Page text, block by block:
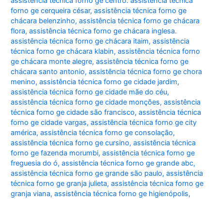
forno ge cerqueira césar,assistência técnica forno ge
chácara belenzinho,assistência técnica forno ge chácara
flora,assistência técnica forno ge chácara inglesa.
assistência técnica forno ge chácara itaim,assistência
técnica forno ge chácara klabin,assistência técnica forno
ge chácara monte alegre,assistência técnica forno ge
chácara santo antonio,assistência técnica forno ge chora
menino,assistência técnica forno ge cidade jardim,
assistência técnica forno ge cidade mãe do céu,
assistência técnica forno ge cidade monções,assistência
técnica forno ge cidade são francisco,assistência técnica
forno ge cidade vargas,assistência técnica forno ge city
américa,assistência técnica forno ge consolação,
assistência técnica forno ge cursino,assistência técnica
forno ge fazenda morumbi,assistência técnica forno ge
freguesia do ó,assistência técnica forno ge grande abc,
assistência técnica forno ge grande são paulo,assistência
técnica forno ge granja julieta,assistência técnica forno ge
granja viana,assistência técnica forno ge higienópolis,